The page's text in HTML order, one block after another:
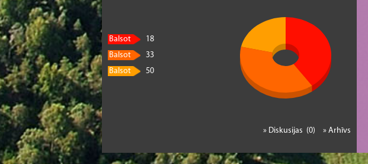
Balsot
18
Balsot
33
Balsot
50
» Arhīvs
» Diskusijas (0)